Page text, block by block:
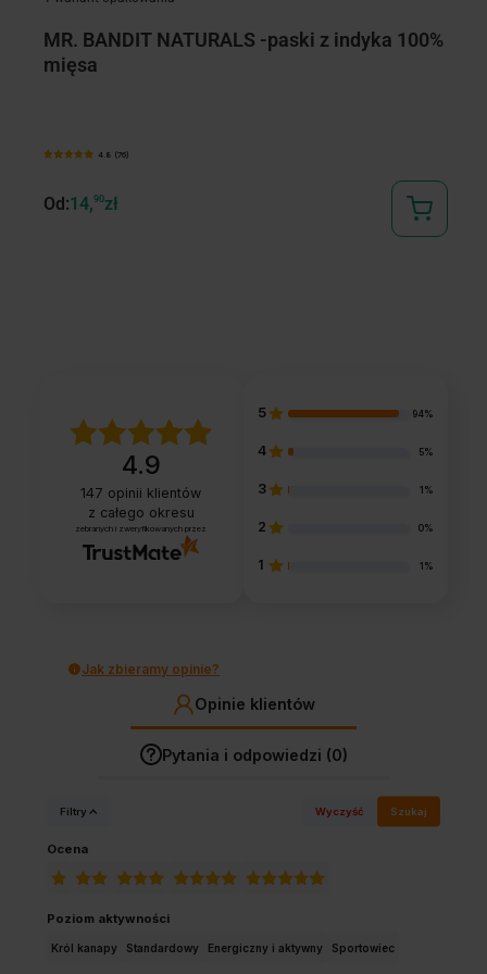
MR. BANDIT NATURALS -paski z indyka 100%
mięsa
4.8 (76)
Od:14,90zł
4.9
147 opinii klientów
z całego okresu
zebranych i zweryfikowanych przez
5 94%
4 5%
3 1%
2 0%
1 1%
Jak zbieramy opinie?
Opinie klientów
Pytania i odpowiedzi (0)
Filtry Wyczyść Szukaj
Ocena
Poziom aktywności
Król kanapy Standardowy Energiczny i aktywny Sportowiec